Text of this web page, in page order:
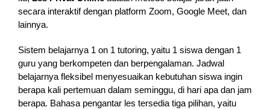
secara interaktif dengan platform Zoom, Google Meet, dan
lainnya.
Sistem belajarnya 1 on 1 tutoring, yaitu 1 siswa dengan 1
guru yang berkompeten dan berpengalaman. Jadwal
belajarnya fleksibel menyesuaikan kebutuhan siswa ingin
berapa kali pertemuan dalam seminggu, di hari apa dan jam
berapa. Bahasa pengantar les tersedia tiga pilihan, yaitu